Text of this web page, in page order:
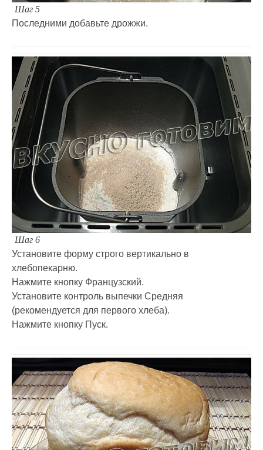
Шаг 5
Последними добавьте дрожжи.
Шаг 6
Установите форму строго вертикально в
хлебопекарню.
Нажмите кнопку Французский.
Установите контроль выпечки Средняя
(рекомендуется для первого хлеба).
Нажмите кнопку Пуск.